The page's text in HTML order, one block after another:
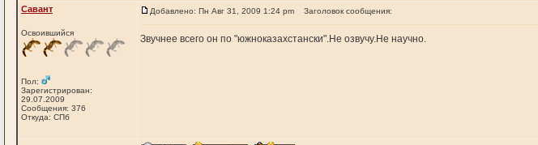
Савант
Освоившийся
Пол:
Зарегистрирован:
29.07.2009
Сообщения: 376
Откуда: СПб
Добавлено: Пн Авг 31, 2009 1:24 pm Заголовок сообщения:
Звучнее всего он по "южноказахстански".Не озвучу.Не научно.